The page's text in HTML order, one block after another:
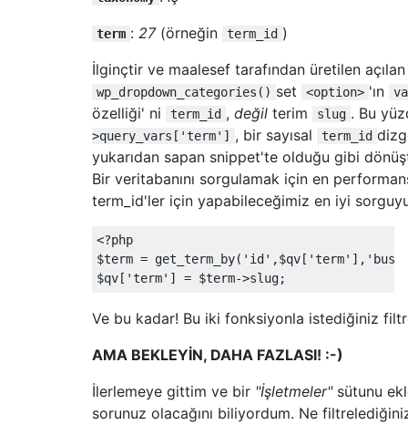
isset
if (isset($custom["list-postcode"
if( isset($custom["list-
if(isset ($custom ["list-
?>
class "location"
>
<table border="0" id ="location"
>
<tr><td
class="location_field"><label>
<tr><td class= "location_field"><label>
<tr><td class="location_field"><label>
<tr><td
<tr><td class="location_field"><label>
<tr><td class "location_field"
<tr><td class="location_field"><label>
</div>
}
}
term : 27(örneğin term_id )
İlginçtir ve maalesef tarafından üretilen açılan
wp_dropdown_categories() set <option> 'ın
özelliği' ni term_id , değil terim slug . Bu
>query_vars['term'] , bir sayısal term_id
yukarıdan sapan snippet'te olduğu gibi
Bir veritabanını sorgulamak için en
term_id'ler için yapabileceğimiz en iyi
<?php
$term = get_term_by( 'id' ,$qv [ 'term' ],
$qv [ 'term' ] = $term->slug;
Ve bu kadar! Bu iki fonksiyonla istediğiniz
AMA BEKLEYİN, DAHA FAZLASI! :-)
İlerlemeye gittim ve bir "İşletmeler"sütunu
sorunuz olacağını biliyordum. Ne